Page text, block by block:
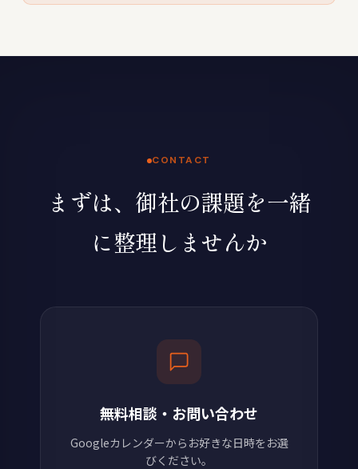
CONTACT
まずは、御社の課題を一緒
に整理しませんか
無料相談・お問い合わせ
Googleカレンダーからお好きな日時をお選
びください。